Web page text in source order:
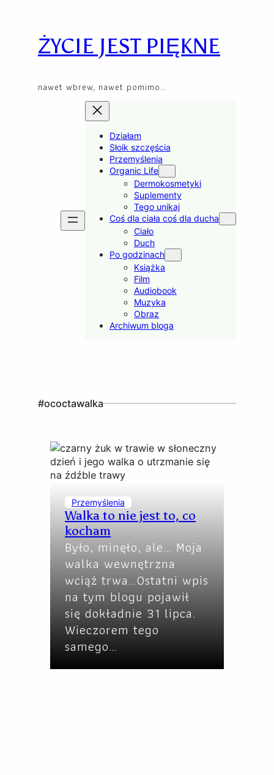
contentŻYCIE JEST PIĘKNE
nawet wbrew, nawet pomimo…
Działam
Słoik szczęścia
Przemyślenia
Organic Life
Dermokosmetyki
Suplementy
Tego unikaj
Coś dla ciała coś dla ducha
Ciało
Duch
Po godzinach
Książka
Film
Audiobook
Muzyka
Obraz
Archiwum bloga
#ococtawalka
Przemyślenia
Walka to nie jest to, co
kocham
Było, minęło, ale… Moja
walka wewnętrzna
wciąż trwa…Ostatni wpis
na tym blogu pojawił
się dokładnie 31 lipca.
Wieczorem tego
samego…